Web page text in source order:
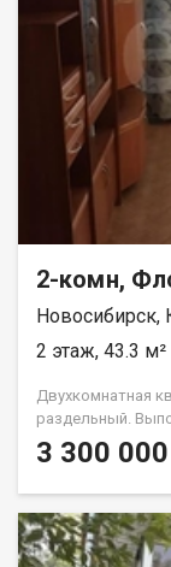
2-комн,
Новосибирск,
2 этаж, 43.3 м²
Двухкомнатная
раздельный.
заезжать и жить!
инфраструктура
дворе. Квартира
новых
помощь в
3 300